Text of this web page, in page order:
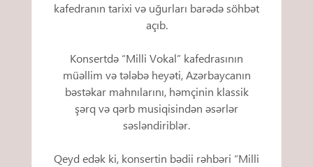
kafedranın tarixi və uğurları barədə söhbət
açıb.
Konsertdə “Milli Vokal” kafedrasının
müəllim və tələbə heyəti, Azərbaycanın
bəstəkar mahnılarını, həmçinin klassik
şərq və qərb musiqisindən əsərlər
səsləndiriblər.
Qeyd edək ki, konsertin bədii rəhbəri “Milli